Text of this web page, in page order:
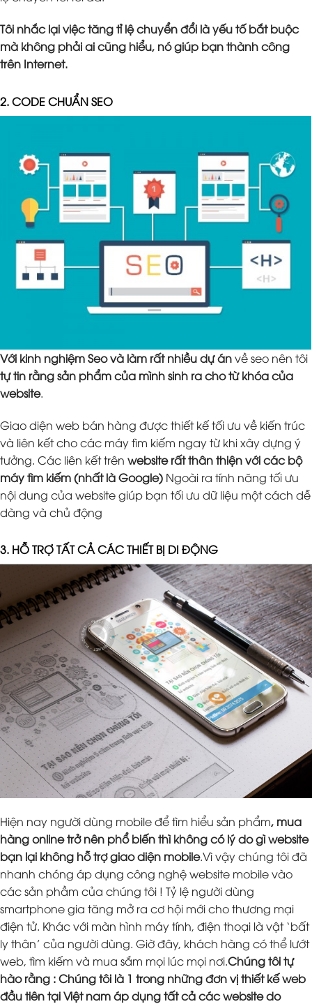
Tôi nhắc lại việc tăng tỉ lệ chuyển đổi là yếu tố bắt buộc
mà không phải ai cũng hiểu, nó giúp bạn thành công
trên Internet.
2. CODE CHUẨN SEO
Với kinh nghiệm Seo và làm rất nhiều dự ánvề seo nên tôi
tự tin rằng sản phẩm của mình sinh ra cho từ khóa của
website.
Giao diện web bán hàng được thiết kế tối ưu về kiến trúc
và liên kết cho các máy tìm kiếm ngay từ khi xây dựng ý
tưởng. Các liên kết trên website rất thân thiện với các bộ
máy tìm kiếm (nhất là Google) Ngoài ra tính năng tối ưu
nội dung của website giúp bạn tối ưu dữ liệu một cách dễ
dàng và chủ động
3. HỖ TRỢ TẤT CẢ CÁC THIẾT BỊ DI ĐỘNG
Hiện nay người dùng mobile để tìm hiểu sản phẩm, mua
hàng online trở nên phổ biến thì không có lý do gì website
bạn lại không hỗ trợ giao diện mobile.Vì vậy chúng tôi đã
nhanh chóng áp dụng công nghệ website mobile vào
các sản phầm của chúng tôi ! Tỷ lệ người dùng
smartphone gia tăng mở ra cơ hội mới cho thương mại
điện tử. Khác với màn hình máy tính, điện thoại là vật ‘bất
ly thân’ của người dùng. Giờ đây, khách hàng có thể lướt
web, tìm kiếm và mua sắm mọi lúc mọi nơi.Chúng tôi tự
hào rằng : Chúng tôi là 1 trong những đơn vị thiết kế web
đầu tiên tại Việt nam áp dụng tất cả các website do